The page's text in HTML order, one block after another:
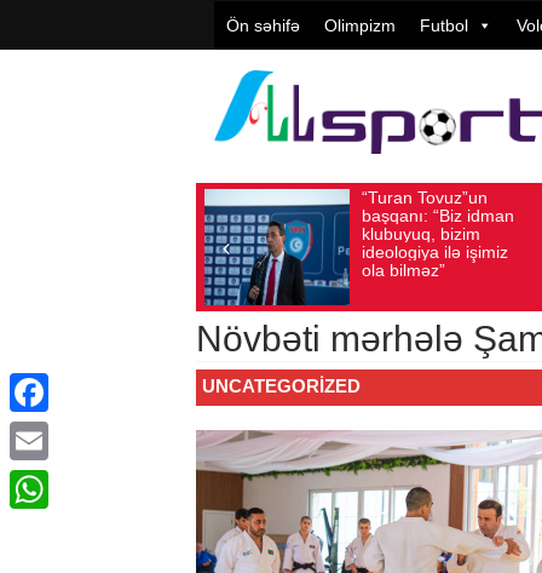
Ön səhifə Olimpizm Futbol
başqanı: “Biz idman
klubuyuq, bizim
ideologiya ilə işimiz
ola bilməz”
Vüqar
Avqust 05, 2026
Növbəti mərhələ
UNCATEGORIZED
Facebook
Email